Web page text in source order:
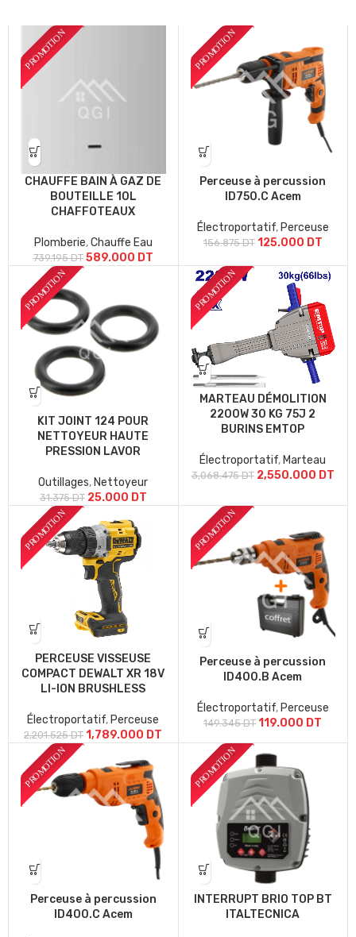
CHAUFFE BAIN À GAZ DE
BOUTEILLE 10L
CHAFFOTEAUX
Plomberie,Chauffe Eau
739.195DT 589.000 DT
Perceuse à percussion
ID750.C Acem
Électroportatif, Perceuse
156.875DT 125.000 DT
KIT JOINT 124 POUR
NETTOYEUR HAUTE
PRESSION LAVOR
Outillages,Nettoyeur
31.375DT 25.000 DT
MARTEAU DÉMOLITION
2200W 30 KG 75J 2
BURINS EMTOP
Électroportatif, Marteau
3,068.475DT 2,550.000 DT
PERCEUSE VISSEUSE
COMPACT DEWALT XR 18V
LI-ION BRUSHLESS
Électroportatif, Perceuse
2,201.525DT 1,789.000 DT
Perceuse à percussion
ID400.B Acem
Électroportatif, Perceuse
149.345DT 119.000 DT
Perceuse à percussion
ID400.C Acem
INTERRUPT BRIO TOP BT
ITALTECNICA